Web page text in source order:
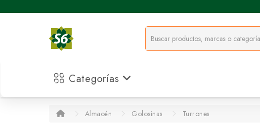
Categorías
Almacén Golosinas Turrones